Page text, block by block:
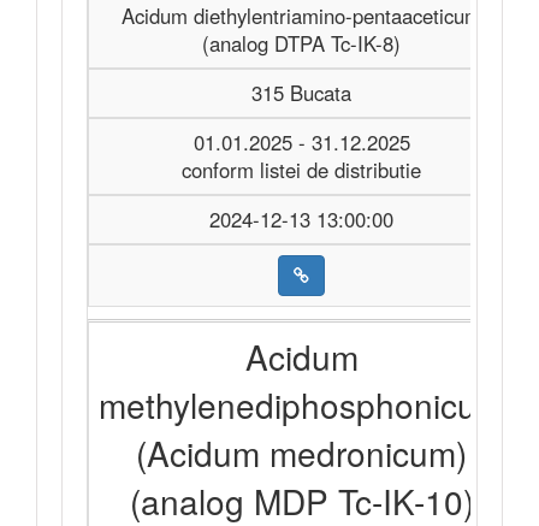
Acidum diethylentriamino-pentaaceticum
(analog DTPA Tc-IK-8)
315 Bucata
01.01.2025 - 31.12.2025
conform listei de distributie
2024-12-13 13:00:00
Acidum
methylenediphosphonicum
(Acidum medronicum)
(analog MDP Tc-IK-10)